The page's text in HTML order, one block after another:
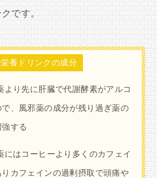
です。
養ドリンクの成分
より先に肝臓で代謝酵素がアルコ
、風邪薬の成分が残り過ぎ薬の
する
にはコーヒーより多くのカフェイ
カフェインの過剰摂取で頭痛や